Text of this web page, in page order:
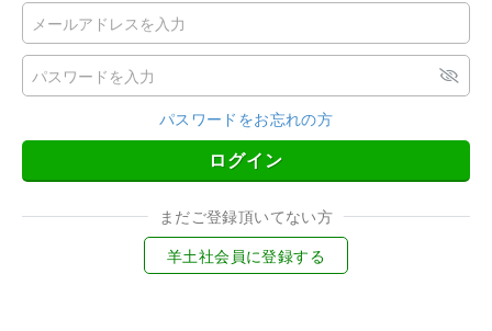
パスワードをお忘れの方
ログイン
まだご登録頂いてない方
羊土社会員に登録する